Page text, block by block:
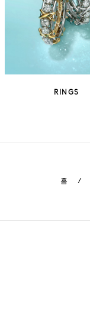
RINGS
홈 /